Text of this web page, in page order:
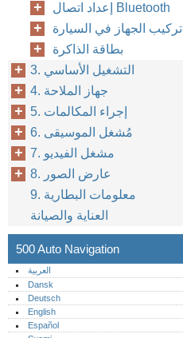
إعداد اتصال Bluetooth
تركيب الجهاز في السيارة
بطاقة الذاكرة
3. التشغيل الأساسي
4. جهاز الملاحة
5. إجراء المكالمات
6. مُشغل الموسيقى
7. مشغل الفيديو
8. عارض الصور
9. معلومات البطارية
العناية والصيانة
500 Auto Navigation
العربية
Dansk
Deutsch
English
Español